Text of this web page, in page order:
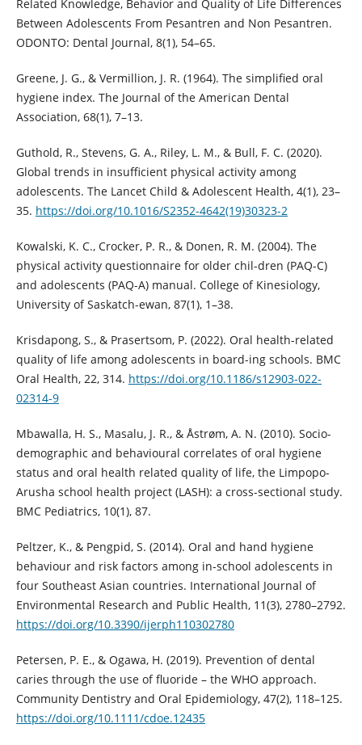
Related Knowledge, Behavior and Quality of Life Differences
Between Adolescents From Pesantren and Non Pesantren.
ODONTO: Dental Journal, 8(1), 54–65.
Greene, J. G., & Vermillion, J. R. (1964). The simplified oral
hygiene index. The Journal of the American Dental
Association, 68(1), 7–13.
Guthold, R., Stevens, G. A., Riley, L. M., & Bull, F. C. (2020).
Global trends in insufficient physical activity among
adolescents. The Lancet Child & Adolescent Health, 4(1), 23–
35. https://doi.org/10.1016/S2352-4642(19)30323-2
Kowalski, K. C., Crocker, P. R., & Donen, R. M. (2004). The
physical activity questionnaire for older chil-dren (PAQ-C)
and adolescents (PAQ-A) manual. College of Kinesiology,
University of Saskatch-ewan, 87(1), 1–38.
Krisdapong, S., & Prasertsom, P. (2022). Oral health-related
quality of life among adolescents in board-ing schools. BMC
Oral Health, 22, 314. https://doi.org/10.1186/s12903-022-
02314-9
Mbawalla, H. S., Masalu, J. R., & Åstrøm, A. N. (2010). Socio-
demographic and behavioural correlates of oral hygiene
status and oral health related quality of life, the Limpopo-
Arusha school health project (LASH): a cross-sectional study.
BMC Pediatrics, 10(1), 87.
Peltzer, K., & Pengpid, S. (2014). Oral and hand hygiene
behaviour and risk factors among in-school adolescents in
four Southeast Asian countries. International Journal of
Environmental Research and Public Health, 11(3), 2780–2792.
https://doi.org/10.3390/ijerph110302780
Petersen, P. E., & Ogawa, H. (2019). Prevention of dental
caries through the use of fluoride – the WHO approach.
Community Dentistry and Oral Epidemiology, 47(2), 118–125.
https://doi.org/10.1111/cdoe.12435